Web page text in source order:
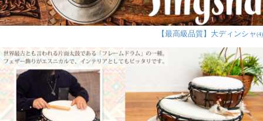
【最高級品質】大ディンシャ(4)